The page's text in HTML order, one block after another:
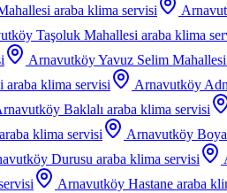
araba klima servisi
Taşoluk Mahallesi araba klima
Arnavutköy Yavuz Selim Mahallesi
araba klima servisi Arnavutköy
Baklalı araba klima servisi
araba klima servisi Arnavutköy
Durusu araba klima servisi
Arnavutköy Hastane araba